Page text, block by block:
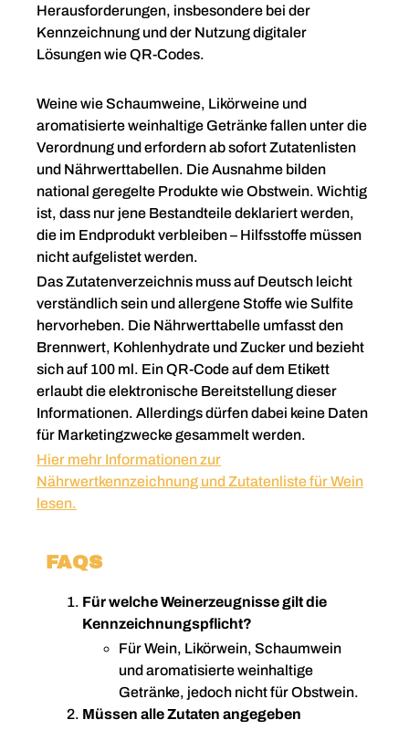
Herausforderungen, insbesondere bei der
Kennzeichnung und der Nutzung digitaler
Lösungen wie QR-Codes.
Weine wie Schaumweine, Likörweine und
aromatisierte weinhaltige Getränke fallen unter die
Verordnung und erfordern ab sofort Zutatenlisten
und Nährwerttabellen. Die Ausnahme bilden
national geregelte Produkte wie Obstwein. Wichtig
ist, dass nur jene Bestandteile deklariert werden,
die im Endprodukt verbleiben – Hilfsstoffe müssen
nicht aufgelistet werden.
Das Zutatenverzeichnis muss auf Deutsch leicht
verständlich sein und allergene Stoffe wie Sulfite
hervorheben. Die Nährwerttabelle umfasst den
Brennwert, Kohlenhydrate und Zucker und bezieht
sich auf 100 ml. Ein QR-Code auf dem Etikett
erlaubt die elektronische Bereitstellung dieser
Informationen. Allerdings dürfen dabei keine Daten
für Marketingzwecke gesammelt werden.
Hier mehr Informationen zur
Nährwertkennzeichnung und Zutatenliste für Wein
lesen.
FAQS
Für welche Weinerzeugnisse gilt die
Kennzeichnungspflicht?
Für Wein, Likörwein, Schaumwein
und aromatisierte weinhaltige
Getränke, jedoch nicht für Obstwein.
Müssen alle Zutaten angegeben